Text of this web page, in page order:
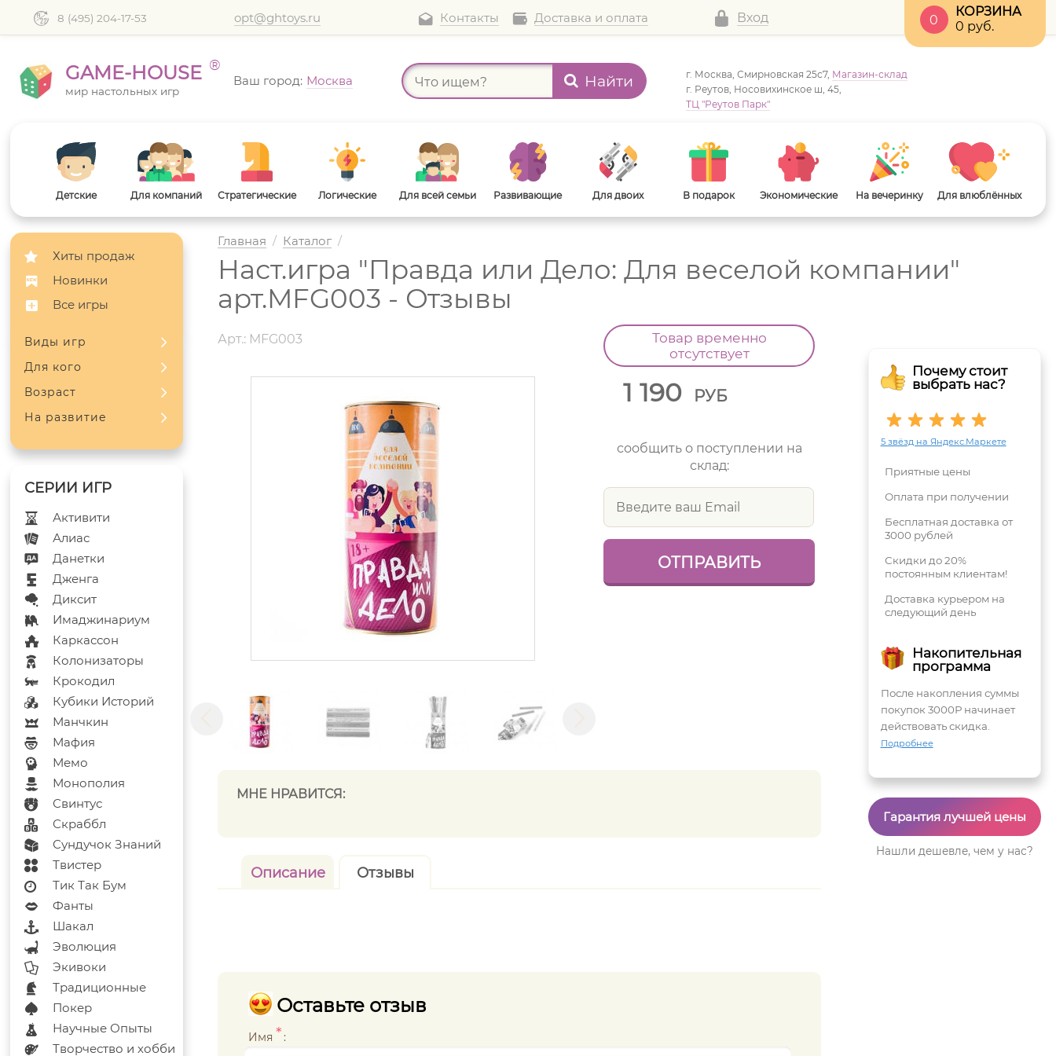
8 (495) 204-17-53 opt@ghtoys.ru Контакты Доставка и оплата Вход
КОРЗИНА
0 руб.
0
GAME-HOUSE ®
мир настольных игр
Ваш город: Москва Найти г. Москва, Смирновская 25с7, Магазин-склад
г. Реутов, Носовихинское ш, 45,
ТЦ "Реутов Парк"
Детские Для компаний Стратегические Логические Для всей семьи Развивающие Для двоих В подарок Экономические На вечеринку Для влюблённых
Для взрослых
Хиты продаж
Новинки
Все игры
Виды игр
Для кого
Возраст
На развитие
Активити
Алиас
Данетки
Дженга
Диксит
Имаджинариум
Каркассон
Колонизаторы
Крокодил
Кубики Историй
Манчкин
Мафия
Мемо
Монополия
Свинтус
Скраббл
Сундучок Знаний
Твистер
Тик Так Бум
Фанты
Шакал
Эволюция
Экивоки
Традиционные
Покер
Научные Опыты
Творчество и хобби
Главная / Каталог /
Наст.игра "Правда или Дело: Для веселой компании"
арт.MFG003 - Отзывы
Почему стоит
выбрать нас?
5 звёзд на Яндекс.Маркете
Приятные цены
Оплата при получении
Бесплатная доставка от
3000 рублей
Скидки до 20%
постоянным клиентам!
Доставка курьером на
следующий день
Накопительная
программа
После накопления суммы
покупок 3000Р начинает
действовать скидка.
Подробнее
Гарантия лучшей цены
Нашли дешевле, чем у нас?
Арт.: MFG003
Товар временно
отсутствует
1 190 РУБ
сообщить о поступлении на
склад:
МНЕ НРАВИТСЯ:
Описание Отзывы
Оставьте отзыв
Имя * :